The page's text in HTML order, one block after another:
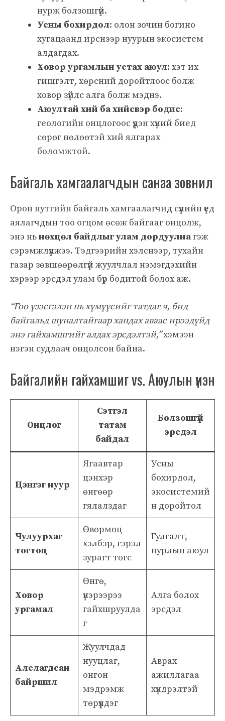
нурж болзошгүй.
Усны бохирдол: олон зочин богино
хугацаанд ирснээр нуурын экосистем
алдагдах.
Ховор ургамлын устах аюул: хэт их
гишгэлт, хөрсний доройтлоос болж
ховор зүйлс алга болж мэднэ.
Аюултай хий ба хийсвэр бодис:
геологийн онцлогоос үүдэн хүний биед
сөрөг нөлөөтэй хий ялгарах
боломжтой.
Байгаль хамгаалагчдын санаа зовнил
Орон нутгийн байгаль хамгаалагчид сүүлийн үед
аялагчдын тоо огцом өсөж байгааг онцолж,
энэ ньнөхцөл байдлыг улам дордуулнагэж
сэрэмжлүүлжээ. Тэдгээрийн хэлснээр, тухайн
газар зөвшөөрөлгүй жуулчлал нэмэгдэхийн
хэрээр эрсдэл улам бүр бодитой болох аж.
“Гоо үзэсгэлэн нь хүмүүсийг татдаг ч, бид
байгальд шуналтайгаар хандах аваас ирээдүйд
энэ гайхамшгийг алдах эрсдэлтэй,”хэмээн
нэгэн судлаач онцолсон байна.
Байгалийн гайхамшиг vs. Аюулын үнэн
Онцлог
Сэтгэл
татам
байдал
Болзошгүй
эрсдэл
Цэнгэг нуур
Ягаавтар
цэнхэр
өнгөөр
гялалздаг
Усны
бохирдол,
экосистемий
н доройтол
Чулуурхаг
тогтоц
Өвөрмөц
хэлбэр, гэрэл
зурагт төгс
Гулгалт,
нурлын аюул
Ховор
ургамал
Өнгө,
үнэрээрээ
гайхшруулда
г
Алга болох
эрсдэл
Алслагдсан
байршил
Жуулчдад
нууцлаг,
онгон
мэдрэмж
төрүүлдэг
Аврах
ажиллагаа
хүндрэлтэй